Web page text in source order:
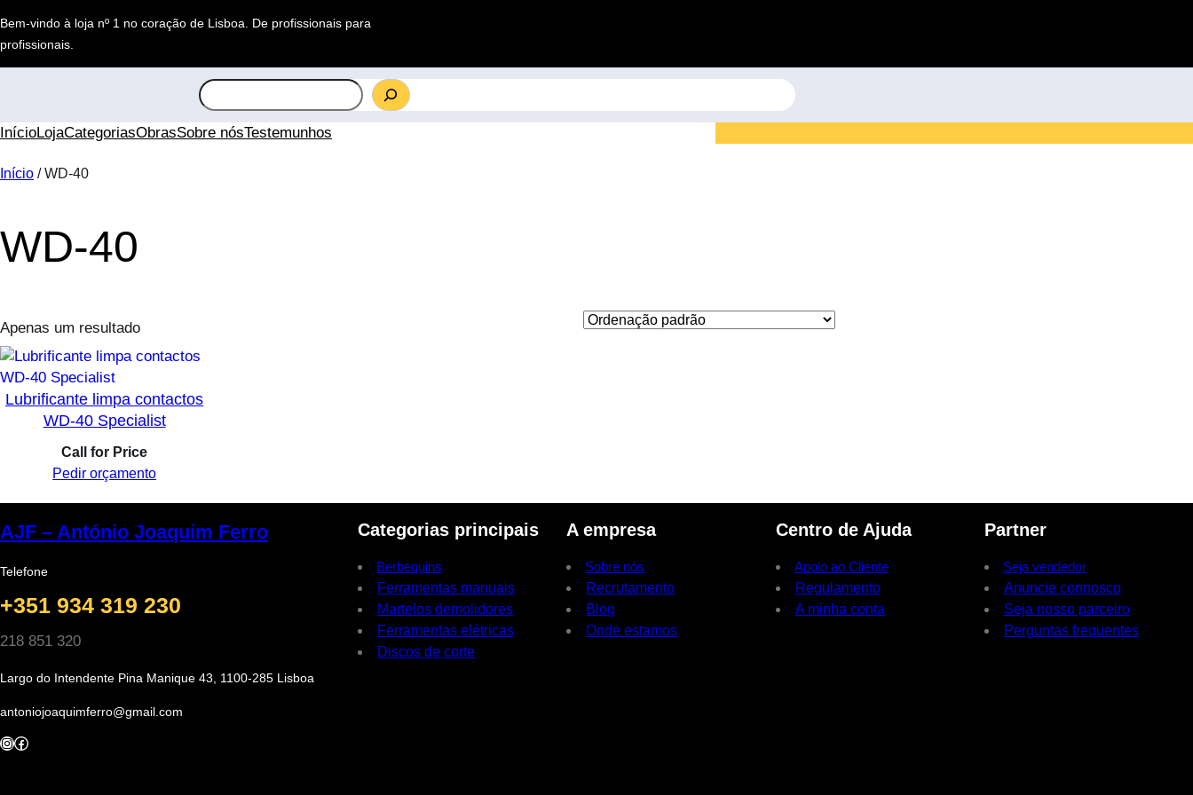
para
o
conteúdo
Bem-vindo à loja nº 1 no coração de Lisboa. De profissionais para
profissionais
S
e
a
InícioLojaCategoriasObrasSobre nósTestemunhos
Início / WD-40
WD-40
Apenas um resultado
Lubrificante limpa contactos
WD-40 Specialist
Call for Price
Pedir orçamento
AJF – António Joaquim Ferro
Telefone
+351 934 319 230
218 851 320
Largo do Intendente Pina Manique 43, 1100-285 Lisboa
antoniojoaquimferro@gmail.com
InstagramFacebook
Categorias principais
Berbequins
Ferramentas manuais
Martelos demolidores
Ferramentas elétricas
Discos de corte
A empresa
Sobre nós
Recrutamento
Blog
Onde estamos
Centro de Ajuda
Apoio ao Cliente
Regulamento
A minha conta
Partner
Seja vendedor
Anuncie connosco
Seja nosso parceiro
Perguntas frequentes